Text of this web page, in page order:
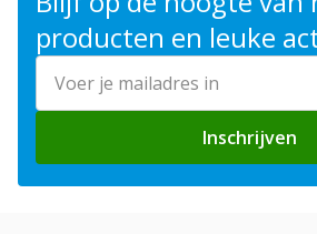
producten en leuke
Inschrijven